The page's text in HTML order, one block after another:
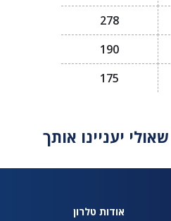
278
190
175
יעניינו אותך
אודות טלרון